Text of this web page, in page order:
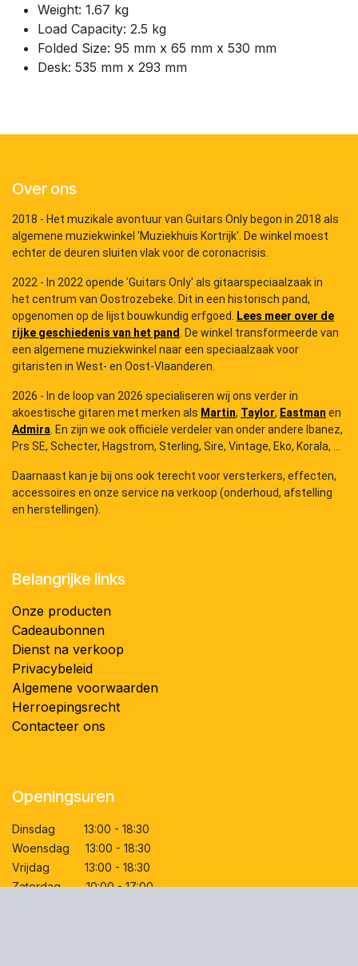
Weight: 1.67 kg
Load Capacity: 2.5 kg
Folded Size: 95 mm x 65 mm x 530 mm
Desk: 535 mm x 293 mm
Over ons
2018 - Het muzikale avontuur van Guitars Only begon in 2018 als
algemene muziekwinkel 'Muziekhuis Kortrijk'. De winkel moest
echter de deuren sluiten vlak voor de coronacrisis.
2022 - In 2022 opende 'Guitars Only' als gitaarspeciaalzaak in
het centrum van Oostrozebeke. Dit in een historisch pand,
opgenomen op de lijst bouwkundig erfgoed.
Lees meer over de
rijke geschiedenis van het pand
. De winkel transformeerde van
een algemene muziekwinkel naar een speciaalzaak voor
gitaristen in West- en Oost-Vlaanderen.
2026 - In de loop van 2026 specialiseren wij ons verder in
akoestische gitaren met merken als Martin, Taylor, Eastman en
Admira . En zijn we ook officiële verdeler van onder andere Ibanez,
Prs SE, Schecter, Hagstrom, Sterling, Sire, Vintage, Eko, Korala, ...
Daarnaast kan je bij ons ook terecht voor versterkers, effecten,
accessoires en onze service na verkoop (onderhoud, afstelling
en herstellingen).
Belangrijke links
Onze producten
Cadeaubonnen
Dienst na verkoop
Privacybeleid
Algemene voorwaarden
Herroepingsrecht
Contacteer ons
Openingsuren
Dinsdag 13:00 - 18:30
Woensdag 13:00 - 18:30
Vrijdag 13:00 - 18:30
Zaterdag 10:00 - 17:00